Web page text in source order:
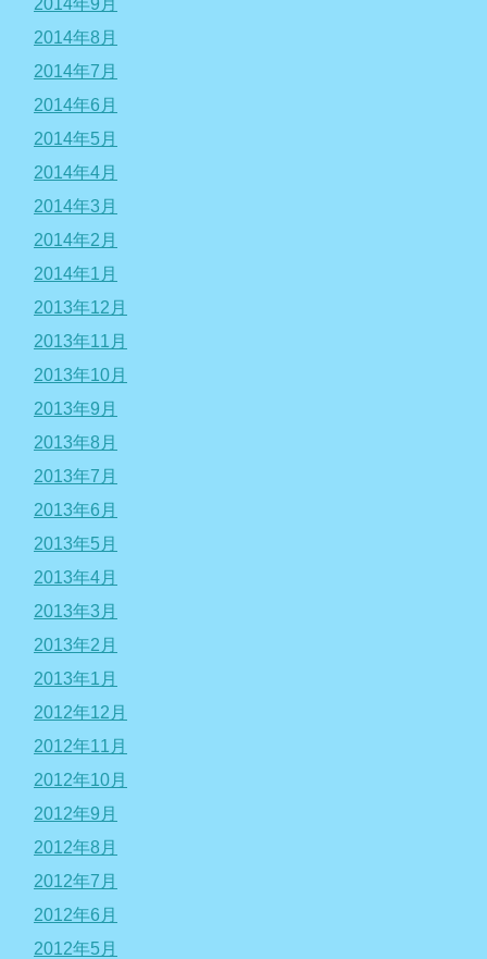
2014年9月
2014年8月
2014年7月
2014年6月
2014年5月
2014年4月
2014年3月
2014年2月
2014年1月
2013年12月
2013年11月
2013年10月
2013年9月
2013年8月
2013年7月
2013年6月
2013年5月
2013年4月
2013年3月
2013年2月
2013年1月
2012年12月
2012年11月
2012年10月
2012年9月
2012年8月
2012年7月
2012年6月
2012年5月